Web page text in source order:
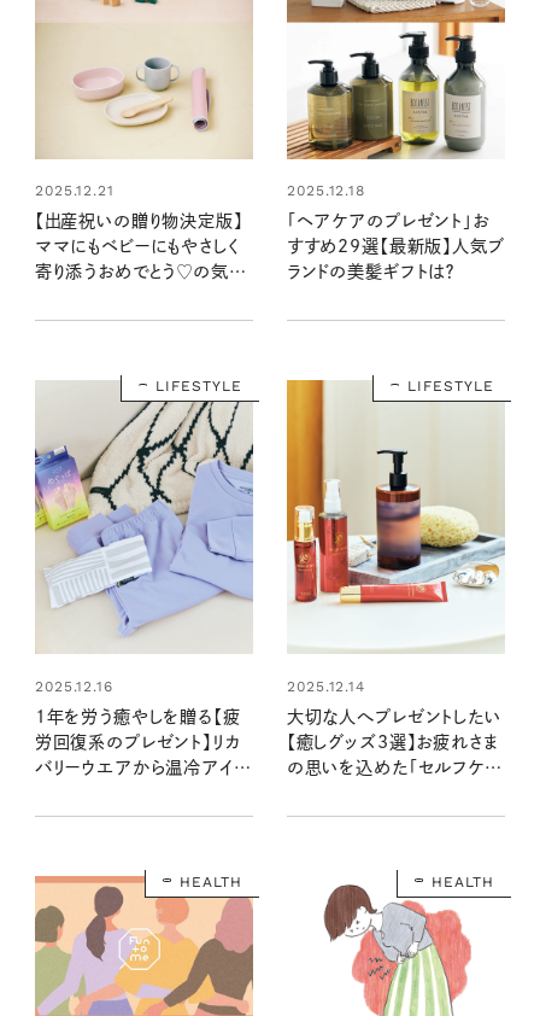
2025.12.21
【出産祝いの贈り物決定版】
ママにもベビーにもやさしく
寄り添うおめでとう♡の気持
2025.12.18
「ヘアケアのプレゼント」お
すすめ29選【最新版】人気ブ
ランドの美髪ギフトは？
LIFESTYLE
2025.12.16
1年を労う癒やしを贈る【疲
労回復系のプレゼント】リカ
バリーウエアから温冷アイピ
る！
LIFESTYLE
2025.12.14
大切な人へプレゼントしたい
【癒しグッズ3選】お疲れさま
の思いを込めた「セルフケ
HEALTH HEALTH